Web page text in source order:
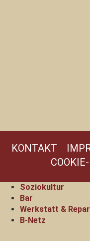
KONTAKT
Soziokultur
Bar
Werkstatt &
B-Netz